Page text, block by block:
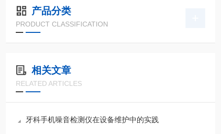
产品分类
PRODUCT CLASSIFICATION
相关文章
RELATED ARTICLES
牙科手机噪音检测仪在设备维护中的实践